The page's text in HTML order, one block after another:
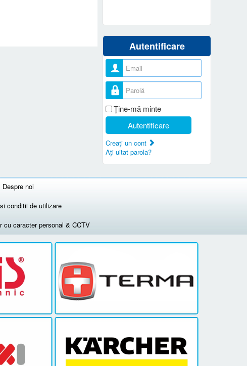
Autentificare
Nume utilizator
Parolă
Ţine-mă minte
Autentificare
Creaţi un cont
Aţi uitat parola?
Despre noi
conditii de utilizare
cu caracter personal & CCTV